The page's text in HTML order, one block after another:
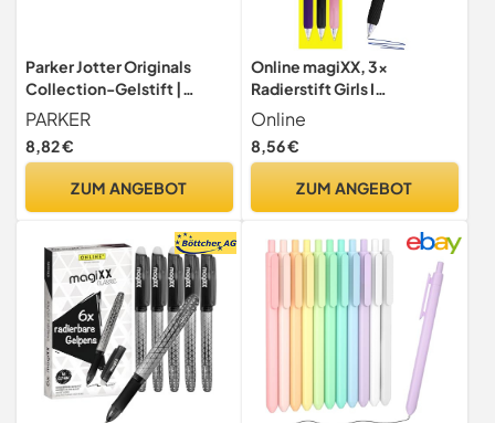
Parker Jotter Originals
Collection-Gelstift |
Klassisches Schwarz |
mittelfeine Schreibspitze |
blaue Tinte | 1 Stück
PARKER
8,82 €
ZUM ANGEBOT
Online magiXX, 3x
Radierstift Girls I
Gelschreiber blau radierbar
mit 0,7mm Strichstärke I
Tintenroller zum
Erasable Pen Set I
Schüler
Online
8,56 €
ZUM ANGEBOT